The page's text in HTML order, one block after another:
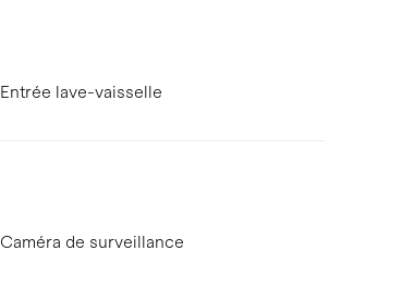
Entrée lave-vaisselle
Caméra de surveillance